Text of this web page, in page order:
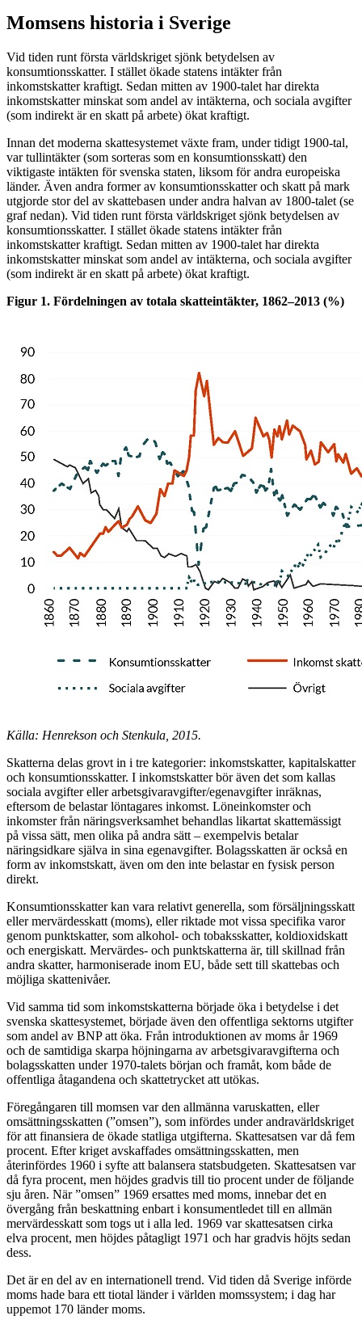
Momsens historia i Sverige
Vid tiden runt första världskriget sjönk betydelsen av
konsumtionsskatter. I stället ökade statens intäkter från
inkomstskatter kraftigt. Sedan mitten av 1900-talet har direkta
inkomstskatter minskat som andel av intäkterna, och sociala avgifter
(som indirekt är en skatt på arbete) ökat kraftigt.
Innan det moderna skattesystemet växte fram, under tidigt 1900-tal,
var tullintäkter (som sorteras som en konsumtionsskatt) den
viktigaste intäkten för svenska staten, liksom för andra europeiska
länder. Även andra former av konsumtionsskatter och skatt på mark
utgjorde stor del av skattebasen under andra halvan av 1800-talet (se
graf nedan). Vid tiden runt första världskriget sjönk betydelsen av
konsumtionsskatter. I stället ökade statens intäkter från
inkomstskatter kraftigt. Sedan mitten av 1900-talet har direkta
inkomstskatter minskat som andel av intäkterna, och sociala avgifter
(som indirekt är en skatt på arbete) ökat kraftigt.
Figur 1. Fördelningen av totala skatteintäkter, 1862–2013 (%)
Källa: Henrekson och Stenkula, 2015.
Skatterna delas grovt in i tre kategorier: inkomstskatter, kapitalskatter
och konsumtionsskatter. I inkomstskatter bör även det som kallas
sociala avgifter eller arbetsgivaravgifter/egenavgifter inräknas,
eftersom de belastar löntagares inkomst. Löneinkomster och
inkomster från näringsverksamhet behandlas likartat skattemässigt
på vissa sätt, men olika på andra sätt – exempelvis betalar
näringsidkare själva in sina egenavgifter. Bolagsskatten är också en
form av inkomstskatt, även om den inte belastar en fysisk person
direkt.
Konsumtionsskatter kan vara relativt generella, som försäljningsskatt
eller mervärdesskatt (moms), eller riktade mot vissa specifika varor
genom punktskatter, som alkohol- och tobaksskatter, koldioxidskatt
och energiskatt. Mervärdes- och punktskatterna är, till skillnad från
andra skatter, harmoniserade inom EU, både sett till skattebas och
möjliga skattenivåer.
Vid samma tid som inkomstskatterna började öka i betydelse i det
svenska skattesystemet, började även den offentliga sektorns utgifter
som andel av BNP att öka. Från introduktionen av moms år 1969
och de samtidiga skarpa höjningarna av arbetsgivaravgifterna och
bolagsskatten under 1970-talets början och framåt, kom både de
offentliga åtagandena och skattetrycket att utökas.
Föregångaren till momsen var den allmänna varuskatten, eller
omsättningsskatten (”omsen”), som infördes under andravärldskriget
för att finansiera de ökade statliga utgifterna. Skattesatsen var då fem
procent. Efter kriget avskaffades omsättningsskatten, men
återinfördes 1960 i syfte att balansera statsbudgeten. Skattesatsen var
då fyra procent, men höjdes gradvis till tio procent under de följande
sju åren. När ”omsen” 1969 ersattes med moms, innebar det en
övergång från beskattning enbart i konsumentledet till en allmän
mervärdesskatt som togs ut i alla led. 1969 var skattesatsen cirka
elva procent, men höjdes påtagligt 1971 och har gradvis höjts sedan
dess.
Det är en del av en internationell trend. Vid tiden då Sverige införde
moms hade bara ett tiotal länder i världen momssystem; i dag har
uppemot 170 länder moms.